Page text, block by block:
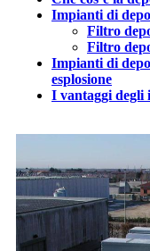
Impianti di
Filtro
Filtro
Impianti di
esplosione
I vantaggi degli